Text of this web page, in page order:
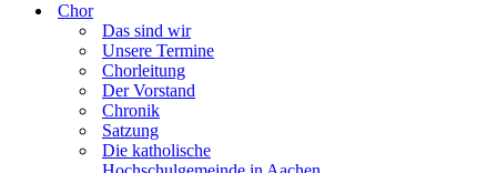
Chor
Das sind wir
Unsere Termine
Chorleitung
Der Vorstand
Chronik
Satzung
Die katholische